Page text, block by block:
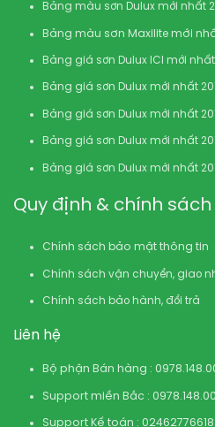
Bảng màu sơn Dulux mới nhất
Bảng màu sơn Maxilite mới
Bảng giá sơn Dulux ICI mới nhất
Bảng giá sơn Dulux mới nhất
Bảng giá sơn Dulux mới nhất
Bảng giá sơn Dulux mới nhất
Bảng giá sơn Dulux mới nhất
Quy định & chính sách
Chính sách bảo mật thông tin
Chính sách vận chuyển, giao
Chính sách bảo hành, đổi trả
Liên hệ
Bộ phận Bán hàng :
Support miền Bắc :
Support Kế toán : 02462776618